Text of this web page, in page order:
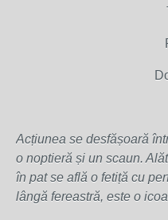
Acțiunea se desfășoară
o noptieră și un scaun.
în pat se află o fetiță cu
lângă fereastră, este o